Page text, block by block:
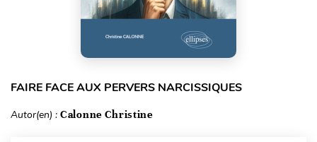
FAIRE FACE AUX PERVERS NARCISSIQUES
Autor(en) : Calonne Christine